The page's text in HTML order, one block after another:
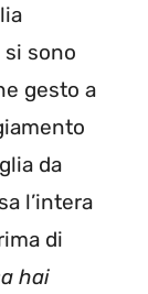
sono
gesto a
da
l’intera
di
hai